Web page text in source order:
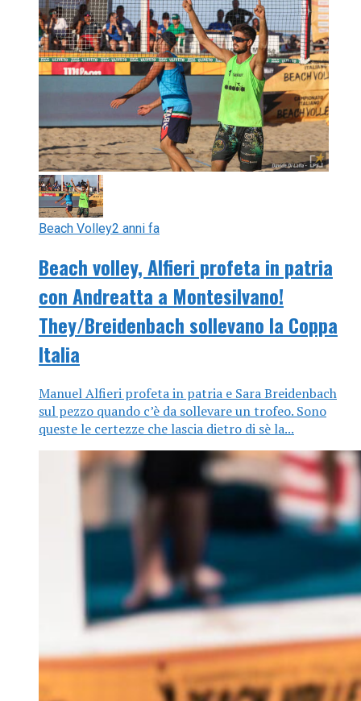
Beach Volley2 anni fa
Beach volley, Alfieri profeta in patria
con Andreatta a Montesilvano!
They/Breidenbach sollevano la Coppa
Italia
Manuel Alfieri profeta in patria e Sara Breidenbach
sul pezzo quando c’è da sollevare un trofeo. Sono
queste le certezze che lascia dietro di sè la...